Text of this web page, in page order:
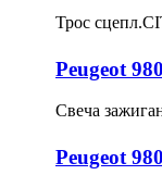
Трос
Peugeot
Свеча
Peugeot